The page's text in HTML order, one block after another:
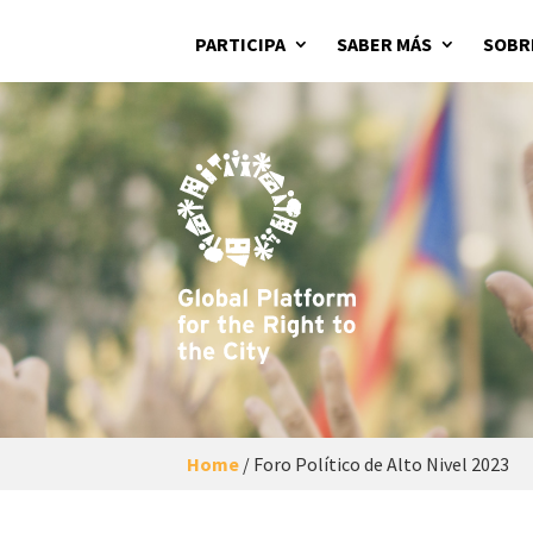
PARTICIPA SABER MÁS
Home / Foro Político de Alto Nivel 2023